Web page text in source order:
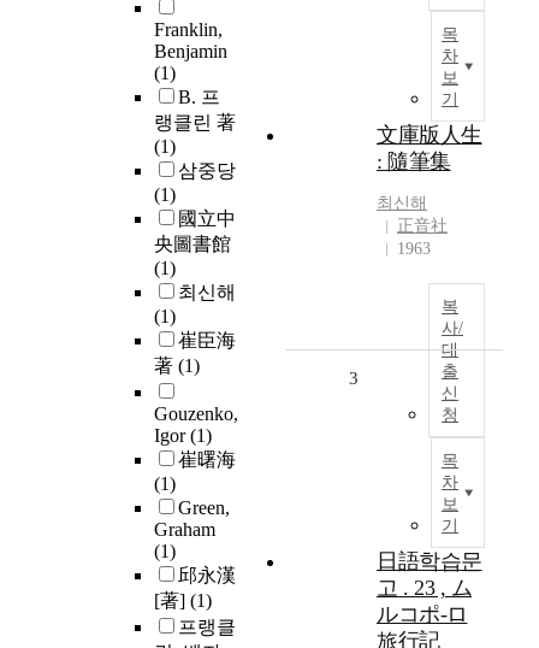
Franklin,
Benjamin
(1)
B. 프
랭클린 著
(1)
삼중당
(1)
國立中
央圖書館
(1)
최신해
(1)
崔臣海
著 (1)
Gouzenko,
Igor(1)
崔曙海
(1)
Green,
Graham
(1)
邱永漢
[著] (1)
프랭클
목
차
보
기
文庫版人生
: 隨筆集
최신해
正音社
1963
복
사/
대
출
신
청
목
차
보
기
3
日語학습문
고 . 23 , ム
ルコポ-ロ
旅行記